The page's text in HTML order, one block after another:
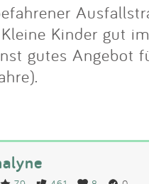
Kinder gut
gutes Angebot